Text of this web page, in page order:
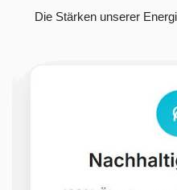
Die Stärken unserer